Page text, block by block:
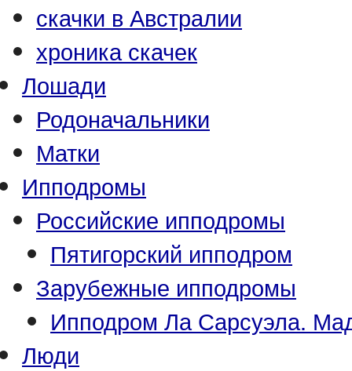
скачки в Австралии
хроника скачек
Лошади
Родоначальники
Матки
Ипподромы
Российские ипподромы
Пятигорский ипподром
Зарубежные ипподромы
Ипподром Ла Сарсуэла.
Люди